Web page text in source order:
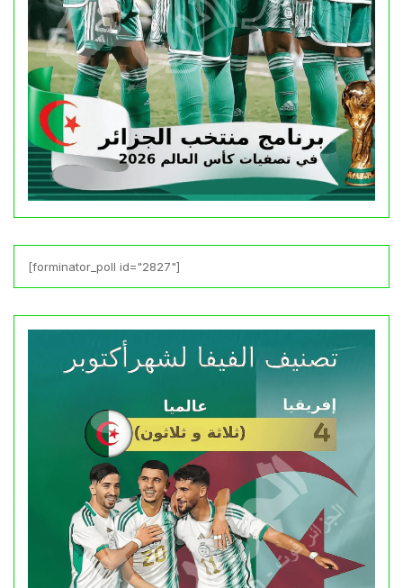
[forminator_poll id="2827"]